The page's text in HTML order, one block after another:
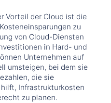
Vorteil der Cloud ist die
zu
von Cloud-Diensten
in Hard- und
Unternehmen auf
umsteigen, bei dem sie
die sie
Infrastrukturkosten
zu planen.